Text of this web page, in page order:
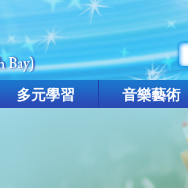
多元學習 音樂藝術